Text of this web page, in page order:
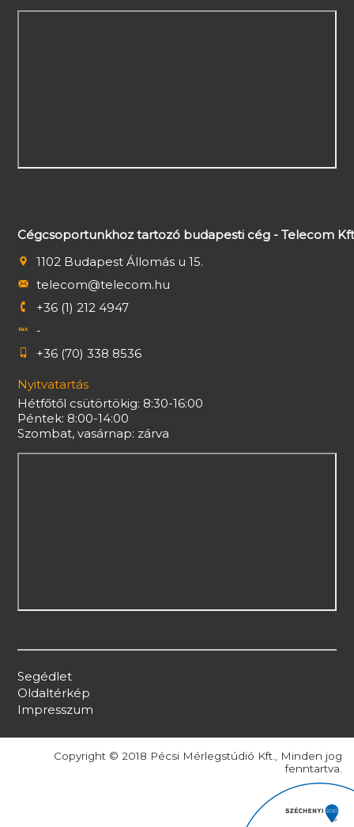
Cégcsoportunkhoz tartozó budapesti cég - Telecom
1102 Budapest Állomás u 15.
telecom@telecom.hu
+36 (1) 212 4947
-
+36 (70) 338 8536
Nyitvatartás
Hétfőtől csütörtökig: 8:30-16:00
Péntek: 8:00-14:00
Szombat, vasárnap: zárva
Segédlet
Oldaltérkép
Impresszum
Copyright © 2018 Pécsi Mérlegstúdió Kft., Minden jog
fenntartva.